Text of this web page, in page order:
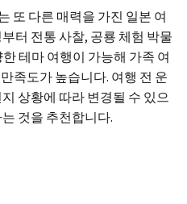
또 다른 매력을 가진 일본 여
터 전통 사찰, 공룡 체험 박물
테마 여행이 가능해 가족 여
족도가 높습니다. 여행 전 운
상황에 따라 변경될 수 있으
것을 추천합니다.